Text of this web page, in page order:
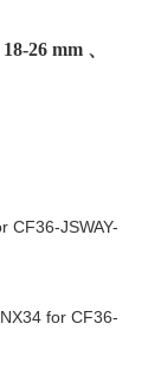
18-26 mm 、